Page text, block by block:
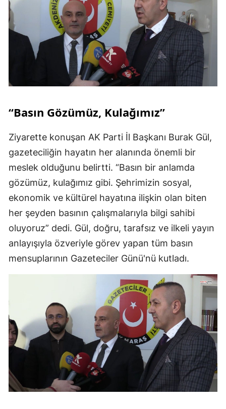
“Basın Gözümüz, Kulağımız”
Ziyarette konuşan AK Parti İl Başkanı Burak Gül,
gazeteciliğin hayatın her alanında önemli bir
meslek olduğunu belirtti. “Basın bir anlamda
gözümüz, kulağımız gibi. Şehrimizin sosyal,
ekonomik ve kültürel hayatına ilişkin olan biten
her şeyden basının çalışmalarıyla bilgi sahibi
oluyoruz” dedi. Gül, doğru, tarafsız ve ilkeli yayın
anlayışıyla özveriyle görev yapan tüm basın
mensuplarının Gazeteciler Günü'nü kutladı.